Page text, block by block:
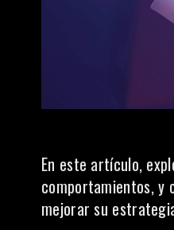
En este artículo,
comportamientos, y
mejorar su